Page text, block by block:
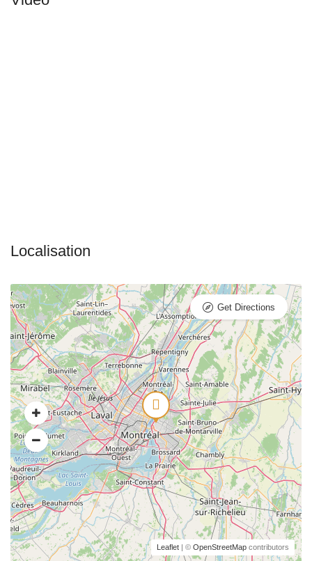
Leaflet | © OpenStreetMap contributors
Get Directions